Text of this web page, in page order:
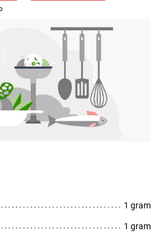
1 gram
1 gram